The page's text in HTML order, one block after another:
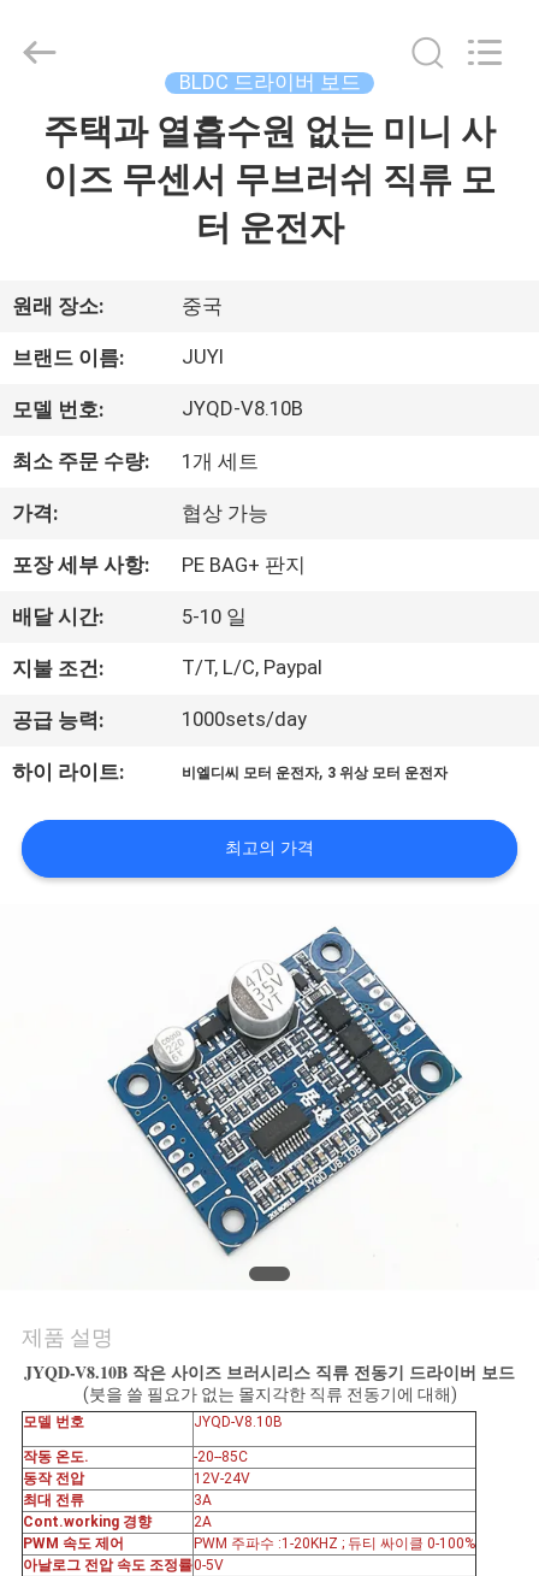
소
개
동
회
사
소
개
공
락
처
뉴
스
Technology
BLDC 드라이버 보드
주택과 열흡수원 없는 미니 사
이즈 무센서 무브러쉬 직류 모
터 운전자
원래 장소: 중국
브랜드 이름: JUYI
모델 번호: JYQD-V8.10B
최소 주문 수량: 1개 세트
가격: 협상 가능
포장 세부 사항: PE BAG+ 판지
배달 시간: 5-10 일
지불 조건: T/T, L/C, Paypal
공급 능력: 1000sets/day
하이 라이트: 비엘디씨 모터 운전자, 3 위상 모터 운전자
최고의 가격
제품 설명
JYQD-V8.10B 작은 사이즈 브러시리스 직류 전동기 드라이버 보드
(붓을 쓸 필요가 없는 몰지각한 직류 전동기에 대해)
모델 번호 JYQD-V8.10B
작동 온도.
-20--85C
동작 전압
12V-24V
최대 전류
3A
Cont.working 경향
2A
PWM 속도 제어
PWM 주파수 :1-20KHZ ; 듀티 싸이클 0-100%
아날로그 전압 속도 조정률0-5V